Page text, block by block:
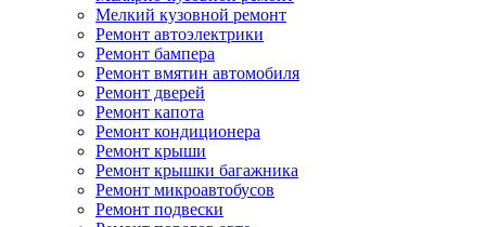
Мелкий кузовной ремонт
Ремонт автоэлектрики
Ремонт бампера
Ремонт вмятин автомобиля
Ремонт дверей
Ремонт капота
Ремонт кондиционера
Ремонт крыши
Ремонт крышки багажника
Ремонт микроавтобусов
Ремонт подвески